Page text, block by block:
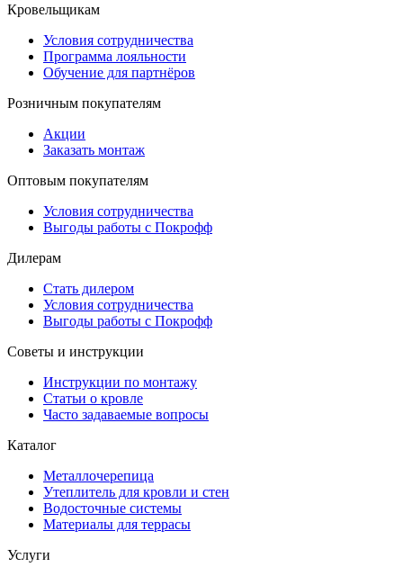
Кровельщикам
Условия сотрудничества
Программа лояльности
Обучение для партнёров
Розничным покупателям
Акции
Заказать монтаж
Оптовым покупателям
Условия сотрудничества
Выгоды работы с Покрофф
Дилерам
Стать дилером
Условия сотрудничества
Выгоды работы с Покрофф
Советы и инструкции
Инструкции по монтажу
Статьи о кровле
Часто задаваемые вопросы
Каталог
Металлочерепица
Утеплитель для кровли и стен
Водосточные системы
Материалы для террасы
Услуги